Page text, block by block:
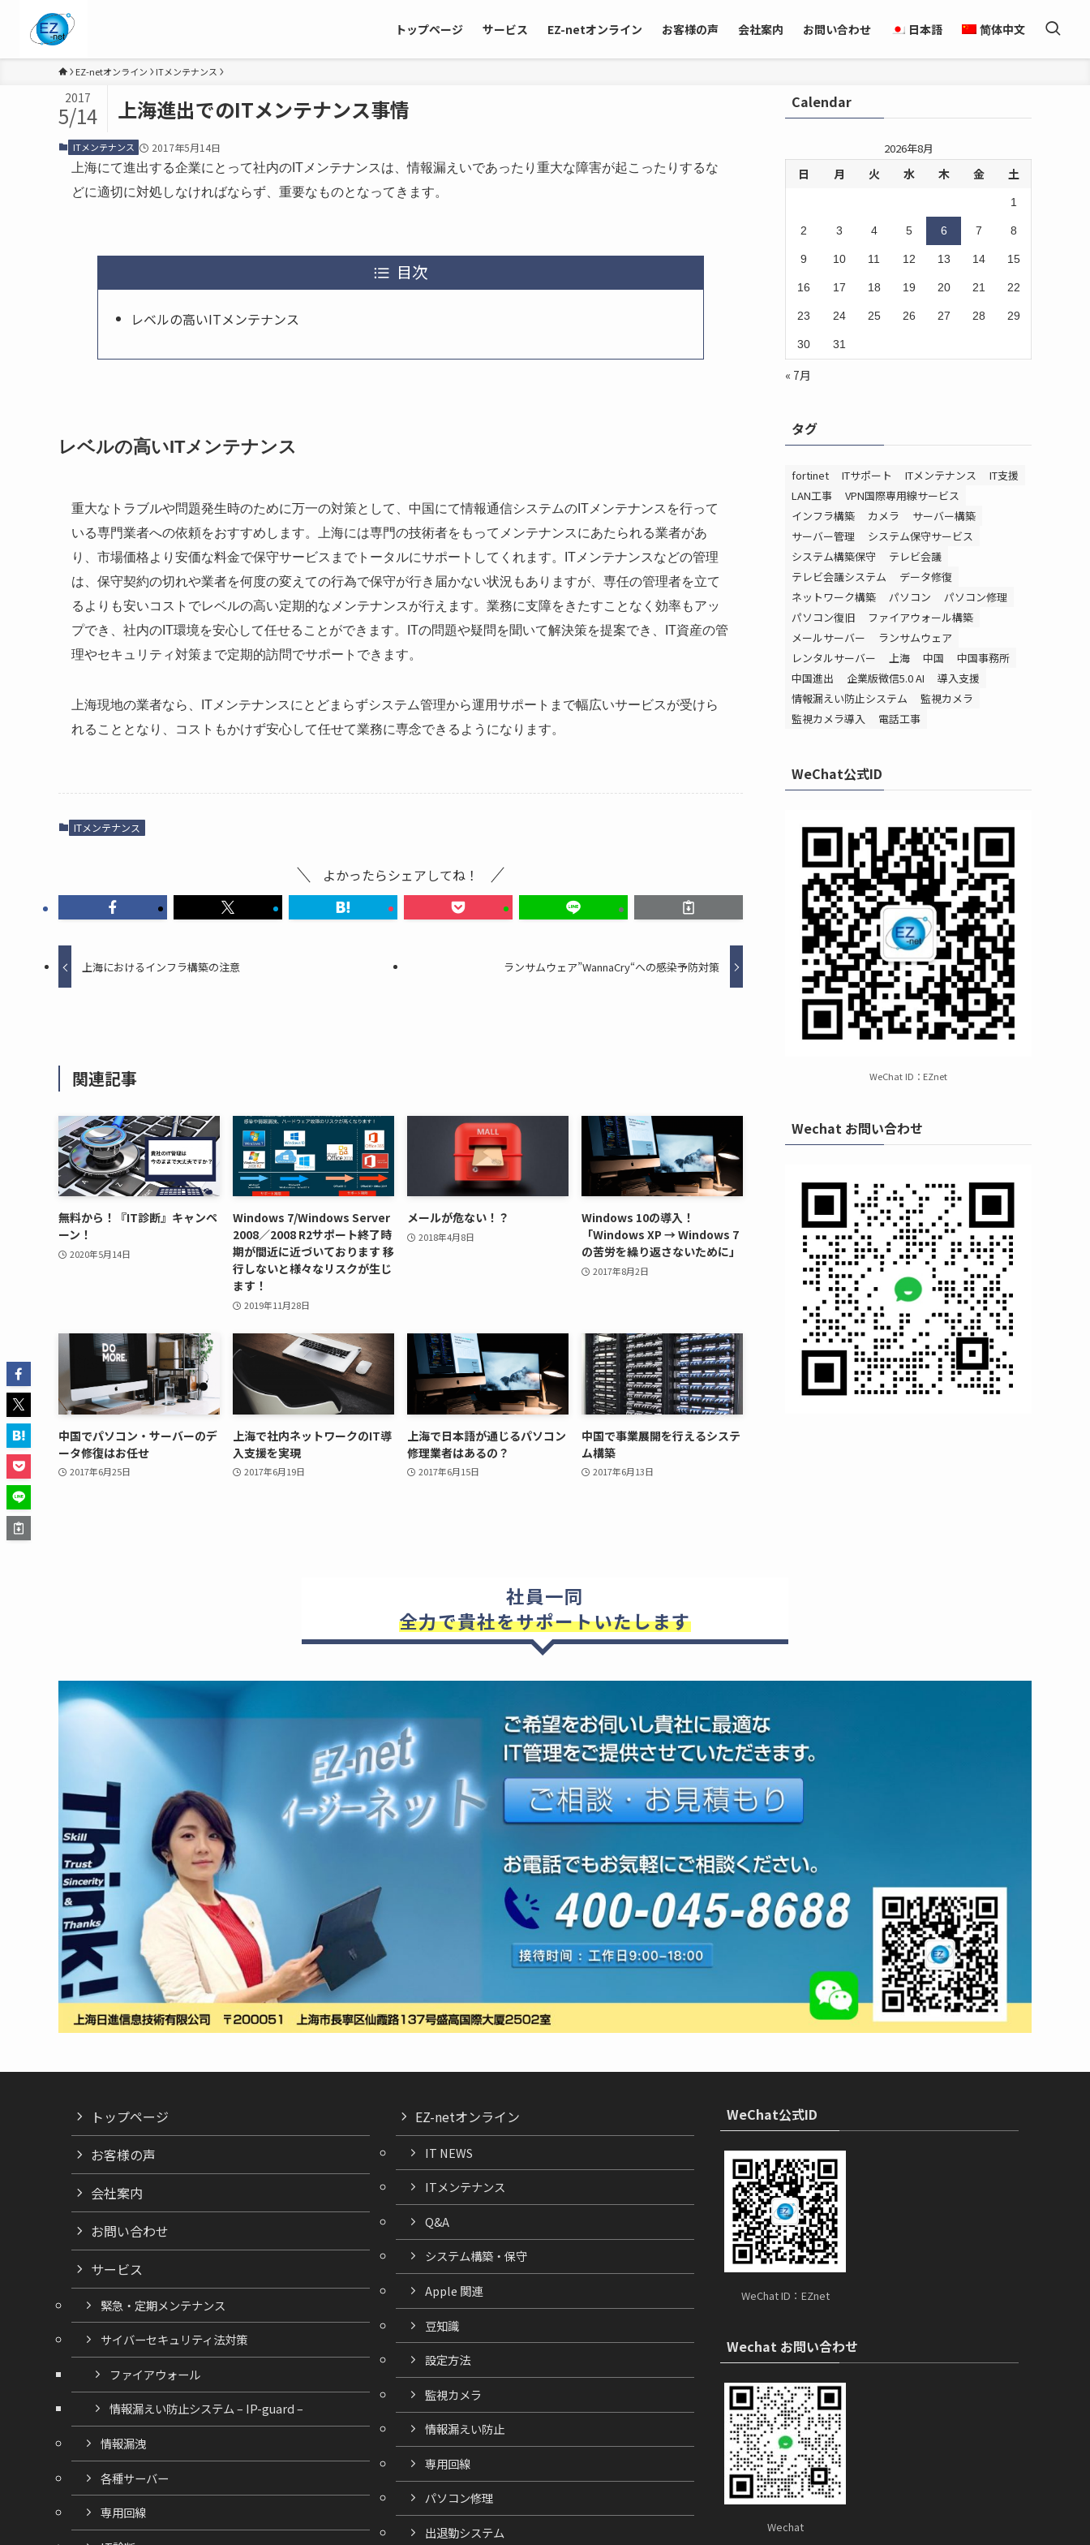
トップページ サービス EZ-netオンライン お客様の声 会社案内 お問い合わせ 日本語 简体中文
EZ-netオンライン ITメンテナンス
上海進出でのITメンテナンス事情
2017
5/14
ITメンテナンス
2017年5月14日
上海にて進出する企業にとって社内のITメンテナンスは、情報漏えいであったり重大な障害が起こったりするな
どに適切に対処しなければならず、重要なものとなってきます。
目次
レベルの高いITメンテナンス
レベルの高いITメンテナンス
重大なトラブルや問題発生時のために万一の対策として、中国にて情報通信システムのITメンテナンスを行って
いる専門業者への依頼をおすすめします。上海には専門の技術者をもってメンテナンスにあたられる業者があ
り、市場価格より安価な料金で保守サービスまでトータルにサポートしてくれます。ITメンテナンスなどの管理
は、保守契約の切れや業者を何度の変えての行為で保守が行き届かない状況もありますが、専任の管理者を立て
るよりも安いコストでレベルの高い定期的なメンテナンスが行えます。業務に支障をきたすことなく効率もアッ
プでき、社内のIT環境を安心して任せることができます。ITの問題や疑問を聞いて解決策を提案でき、IT資産の管
理やセキュリティ対策まで定期的訪問でサポートできます。
上海現地の業者なら、ITメンテナンスにとどまらずシステム管理から運用サポートまで幅広いサービスが受けら
れることとなり、コストもかけず安心して任せて業務に専念できるようになります。
ITメンテナンス
よかったらシェアしてね！
上海におけるインフラ構築の注意 ランサムウェア”WannaCry“への感染予防対策
関連記事
無料から！『IT診断』キャンペ
ーン！
2020年5月14日
Windows 7/Windows Server
2008／2008 R2サポート終了時
期が間近に近づいております 移
行しないと様々なリスクが生じ
ます！
2019年11月28日
メールが危ない！？
2018年4月8日
Windows 10の導入！
「Windows XP → Windows 7
の苦労を繰り返さないために」
2017年8月2日
中国でパソコン・サーバーのデ
ータ修復はお任せ
2017年6月25日
上海で社内ネットワークのIT導
入支援を実現
2017年6月19日
上海で日本語が通じるパソコン
修理業者はあるの？
2017年6月15日
中国で事業展開を行えるシステ
ム構築
2017年6月13日
Calendar
2026年8月
日 月 火 水 木 金 土
1
2 3 4 5 6 7 8
9 10 11 12 13 14 15
16 17 18 19 20 21 22
23 24 25 26 27 28 29
30 31
« 7月
タグ
fortinet ITサポート ITメンテナンス
IT支援
LAN工事
VPN国際専用線サービス
インフラ構築
カメラ
サーバー構築
サーバー管理
システム保守サービス
システム構築保守
テレビ会議
テレビ会議システム
データ修復
ネットワーク構築
パソコン
パソコン修理
パソコン復旧
ファイアウォール構築
メールサーバー
ランサムウェア
レンタルサーバー
上海 中国
中国事務所
中国進出
企業版微信5.0 AI
導入支援
情報漏えい防止システム
監視カメラ
監視カメラ導入
電話工事
WeChat公式ID
WeChat ID：EZnet
Wechat お問い合わせ
社員一同
全力で貴社をサポートいたします
トップページ
お客様の声
会社案内
お問い合わせ
サービス
緊急・定期メンテナンス
サイバーセキュリティ法対策
ファイアウォール
情報漏えい防止システム – IP-guard –
情報漏洩
各種サーバー
専用回線
EZ-netオンライン
IT NEWS
ITメンテナンス
Q&A
システム構築・保守
Apple 関連
豆知識
設定方法
監視カメラ
情報漏えい防止
専用回線
パソコン修理
出退勤システム
WeChat公式ID
WeChat ID：EZnet
Wechat お問い合わせ
Wechat